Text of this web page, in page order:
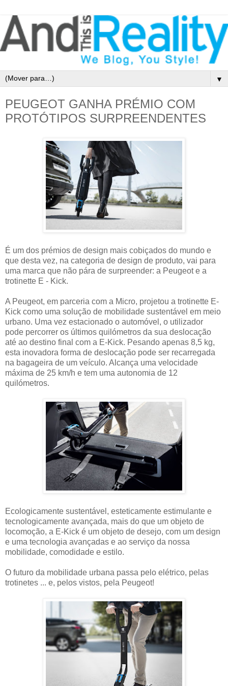
▼
PEUGEOT GANHA PRÉMIO COM
PROTÓTIPOS SURPREENDENTES
É um dos prémios de design mais cobiçados do mundo e
que desta vez, na categoria de design de produto, vai para
uma marca que não pára de surpreender: a Peugeot e a
trotinette E - Kick.
A Peugeot, em parceria com a Micro, projetou a trotinette E-
Kick como uma solução de mobilidade sustentável em meio
urbano. Uma vez estacionado o automóvel, o utilizador
pode percorrer os últimos quilómetros da sua deslocação
até ao destino final com a E-Kick. Pesando apenas 8,5 kg,
esta inovadora forma de deslocação pode ser recarregada
na bagageira de um veículo. Alcança uma velocidade
máxima de 25 km/h e tem uma autonomia de 12
quilómetros.
Ecologicamente sustentável, esteticamente estimulante e
tecnologicamente avançada, mais do que um objeto de
locomoção, a E-Kick é um objeto de desejo, com um design
e uma tecnologia avançadas e ao serviço da nossa
mobilidade, comodidade e estilo.
O futuro da mobilidade urbana passa pelo elétrico, pelas
trotinetes ... e, pelos vistos, pela Peugeot!